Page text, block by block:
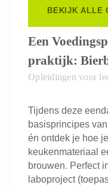
BEKIJK ALLE
Een
praktijk:
Opleidingen voor
Tijdens deze
basisprincipes
én ontdek je hoe
keukenmateriaal
brouwen. Perfect
laboproject